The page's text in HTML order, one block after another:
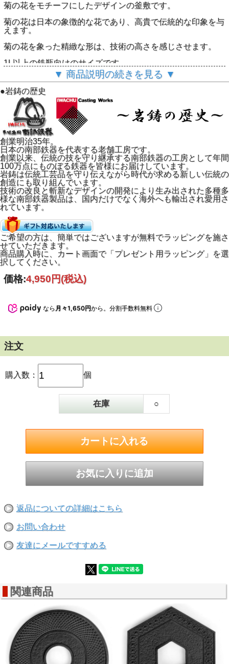
菊の花をモチーフにしたデザインの釜敷です。
菊の花は日本の象徴的な花であり、高貴で伝統的な印象を与
えます。
菊の花を象った精緻な形は、技術の高さを感じさせます。
1L以上の鉄瓶向けのサイズです。
裏面はテーブルが傷にならないようゴム足を付けておりま
す。
※ゴム足の色は、写真と異なる場合がございます。
製造販売元：岩鋳
サイズ(SIZE)：W17.5cm X H1.5cm
重さ：約0.6kg
素材：鉄鋳物（ウレタン塗装仕上）
生産国：日本（岩手県）
包装形態・付属品：専用箱、取扱説明書
This trivet is designed with a chrysanthemum flower motif.
The chrysanthemum flower is a symbolic flower of Japan and
gives a noble and traditional impression.
The exquisite form of the chrysanthemum flower motif shows
a high level of craftsmanship.
The underside has rubber feet to prevent scratches on your
table.
※The color of the rubber feet may differ from the photo.
▼ 商品説明の続きを見る ▼
●岩鋳の歴史
創業明治35年。
日本の南部鉄器を代表する老舗工房です。
創業以来、伝統の技を守り継承する南部鉄器の工房として年間
100万点にものぼる鉄器を皆様にお届けしています。
岩鋳は伝統工芸品を守り伝えながら時代が求める新しい伝統の
創造にも取り組んでいます。
技術の改良と斬新なデザインの開発により生み出された多種多
様な南部鉄器製品は、国内だけでなく海外へも輸出され愛用さ
れています。
ご希望の方は、簡単ではございますが無料でラッピングを施さ
せていただきます。
商品購入時に、カート画面で「プレゼント用ラッピング」を選
択してください。
価格:4,950円(税込)
なら 月々1,650円から。分割手数料無料
注文
購入数： 個
在庫 ○
返品についての詳細はこちら
お問い合わせ
友達にメールですすめる
関連商品